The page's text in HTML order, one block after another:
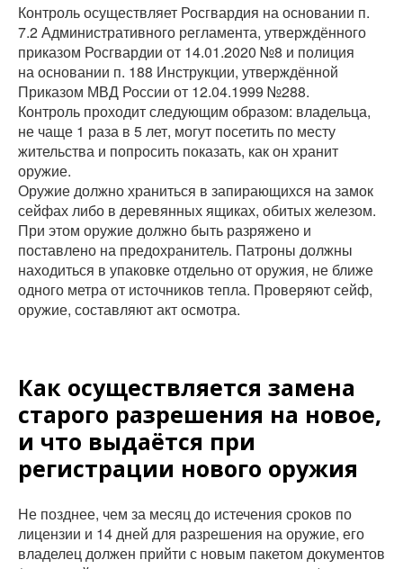
Контроль осуществляет Росгвардия на основании п.
7.2 Административного регламента, утверждённого
приказом Росгвардии от 14.01.2020 №8 и полиция
на основании п. 188 Инструкции, утверждённой
Приказом МВД России от 12.04.1999 №288.
Контроль проходит следующим образом: владельца,
не чаще 1 раза в 5 лет, могут посетить по месту
жительства и попросить показать, как он хранит
оружие.
Оружие должно храниться в запирающихся на замок
сейфах либо в деревянных ящиках, обитых железом.
При этом оружие должно быть разряжено и
поставлено на предохранитель. Патроны должны
находиться в упаковке отдельно от оружия, не ближе
одного метра от источников тепла. Проверяют сейф,
оружие, составляют акт осмотра.
Как осуществляется замена
старого разрешения на новое,
и что выдаётся при
регистрации нового оружия
Не позднее, чем за месяц до истечения сроков по
лицензии и 14 дней для разрешения на оружие, его
владелец должен прийти с новым пакетом документов